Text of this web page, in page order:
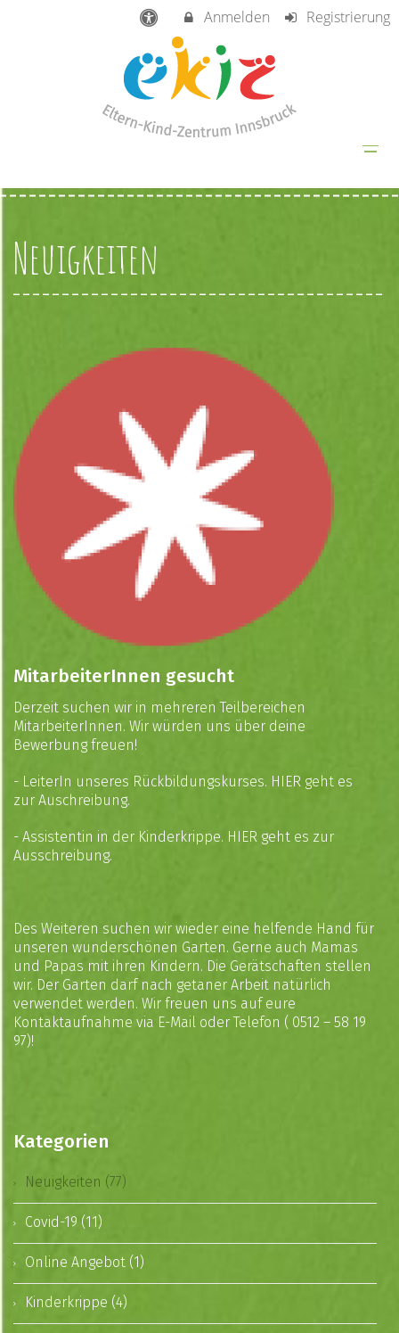
Anmelden Registrierung
Neuigkeiten
MitarbeiterInnen gesucht
Derzeit suchen wir in mehreren Teilbereichen
MitarbeiterInnen. Wir würden uns über deine
Bewerbung freuen!
- LeiterIn unseres Rückbildungskurses. HIER geht es
zur Auschreibung.
- Assistentin in der Kinderkrippe. HIER geht es zur
Ausschreibung.
Des Weiteren suchen wir wieder eine helfende Hand für
unseren wunderschönen Garten. Gerne auch Mamas
und Papas mit ihren Kindern. Die Gerätschaften stellen
wir. Der Garten darf nach getaner Arbeit natürlich
verwendet werden. Wir freuen uns auf eure
Kontaktaufnahme via E-Mail oder Telefon ( 0512 – 58 19
97)!
Kategorien
Neuigkeiten (77)
Covid-19 (11)
Online Angebot (1)
Kinderkrippe (4)